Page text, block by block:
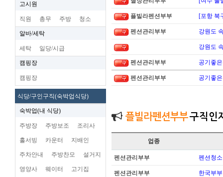
고시원
직원 총무 주방 청소
알바/세탁
세탁 일당/시급
캠핑장
캠핑장
식당/구인구직(숙박업식당)
숙박업(내 식당)
주방장 주방보조 조리사
홀서빙 카운터 지배인
주차안내 주방찬모 설거지
영양사 웨이터 고기집
플빌라펜션부부 [포항 북
펜션관리부부 강원도
강원도
펜션관리부부 공기좋
펜션관리부부 공기좋
플빌라펜션부부구직인
업종
펜션관리부부 펜션청
펜션관리부부 한국부